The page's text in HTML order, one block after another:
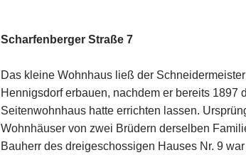
Scharfenberger Straße 7
Das kleine Wohnhaus ließ der
Hennigsdorf erbauen, nachdem er bereits
Seitenwohnhaus hatte errichten lassen.
Wohnhäuser von zwei Brüdern derselben
Bauherr des dreigeschossigen Hauses Nr. 9